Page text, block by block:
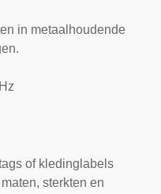
in metaalhoudende
of kledinglabels
sterkten en